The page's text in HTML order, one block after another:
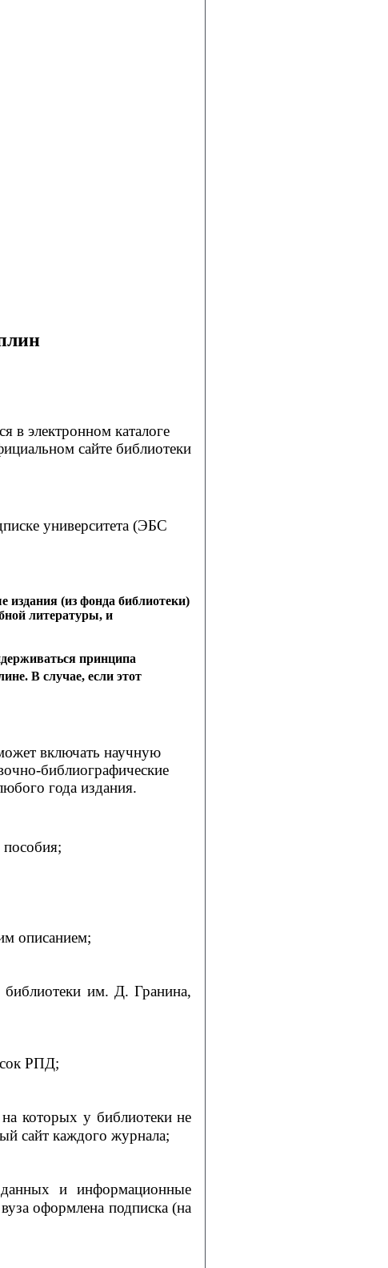
в электронном каталоге
сайте библиотеки
университета (ЭБС
издания (из фонда библиотеки)
литературы, и
принципа
В случае, если этот
включать научную
библиографические
года издания.
описанием;
им. Д. Гранина,
РПД;
которых у библиотеки не
сайт каждого журнала;
и информационные
оформлена подписка (на